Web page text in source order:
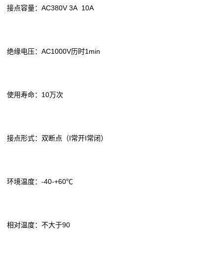
接点容量：AC380V 3A 10A
绝缘电压：AC1000V历时1min
使用寿命：10万次
接点形式：双断点（I常开I常闭）
环境温度：-40-+60℃
相对温度：不大于90